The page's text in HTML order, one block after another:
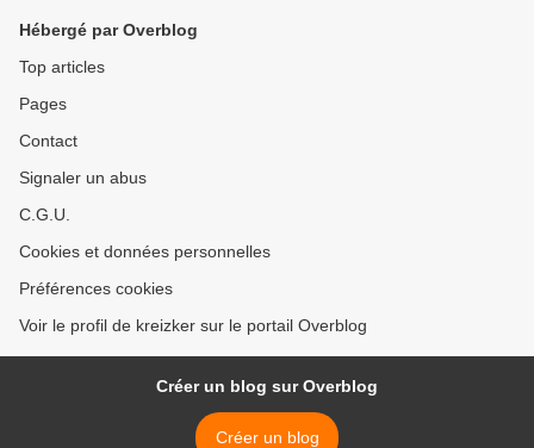
Hébergé par Overblog
Top articles
Pages
Contact
Signaler un abus
C.G.U.
Cookies et données personnelles
Préférences cookies
Voir le profil de kreizker sur le portail Overblog
Créer un blog sur Overblog
Créer un blog